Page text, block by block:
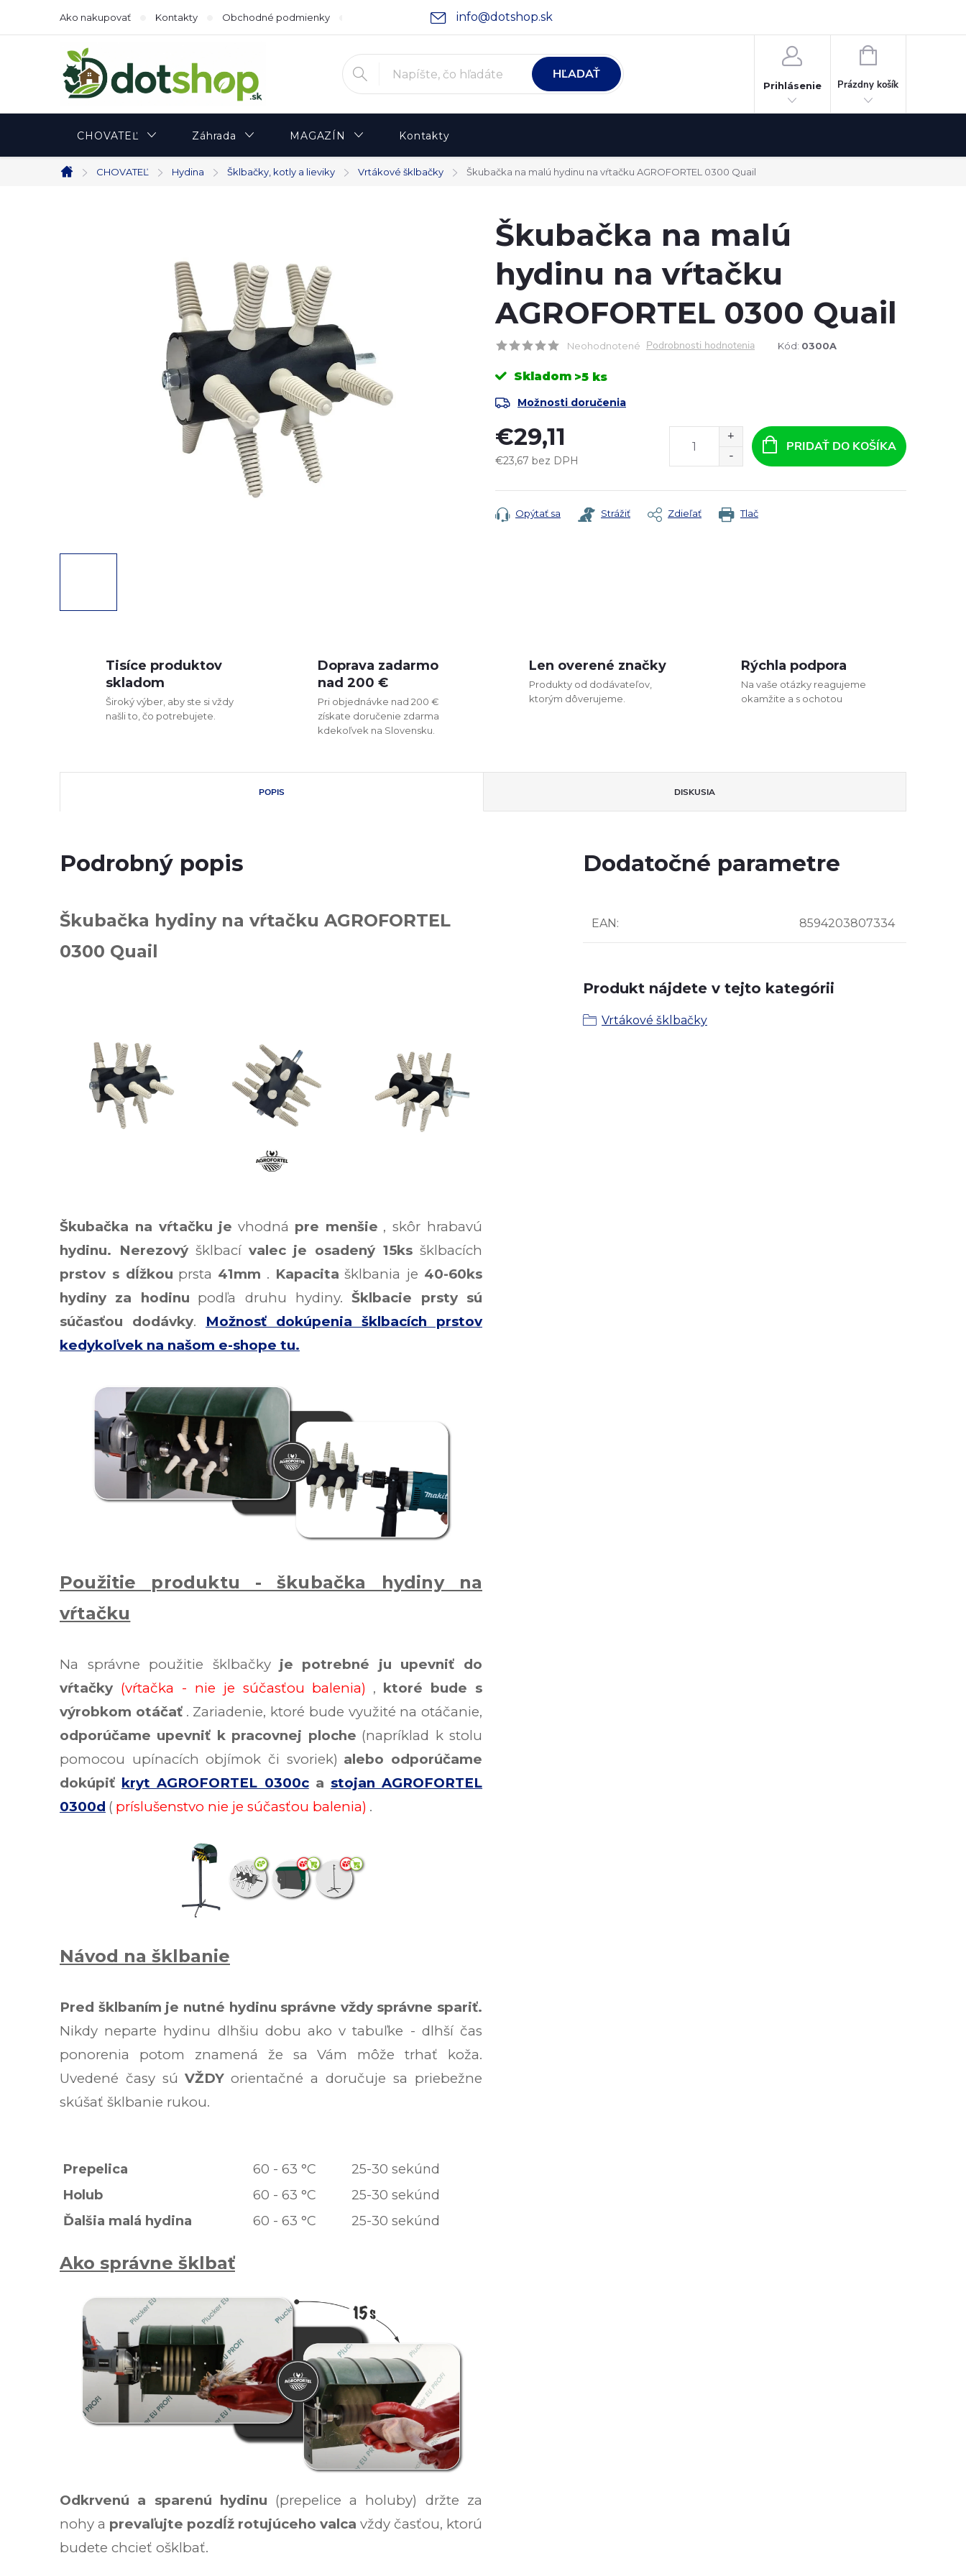
info@dotshop.sk
Ako nakupovať Kontakty Obchodné podmienky Podmienky ochrany osobných údajov
HĽADAŤ
Prihlásenie
NÁKUPNÝ
Prázdny košík
CHOVATEĽ Záhrada MAGAZÍN Kontakty
Domov
CHOVATEĽ Hydina Šklbačky, kotly a lieviky Vrtákové šklbačky Škubačka na malú hydinu na vŕtačku AGROFORTEL 0300 Quail
Škubačka na malú
hydinu na vŕtačku
AGROFORTEL 0300 Quail
Neohodnotené Podrobnosti hodnotenia Kód: 0300A
Skladom >5 ks
Možnosti doručenia
€29,11
€23,67 bez DPH
cena:
PRIDAŤ DO KOŠÍKA
Tlač
Opýtať sa Strážiť Zdieľať
Tisíce produktov
skladom
Široký výber, aby ste si vždy
našli to, čo potrebujete.
Doprava zadarmo
nad 200 €
Pri objednávke nad 200 €
získate doručenie zdarma
kdekoľvek na Slovensku.
Len overené značky
Produkty od dodávateľov,
ktorým dôverujeme.
Rýchla podpora
Na vaše otázky reagujeme
okamžite a s ochotou
POPIS DISKUSIA
Podrobný popis
Škubačka hydiny na vŕtačku AGROFORTEL
0300 Quail
Škubačka na vŕtačku je vhodná pre menšie , skôr hrabavú
hydinu. Nerezový šklbací valec je osadený 15ks šklbacích
prstov s dĺžkou prsta 41mm . Kapacita šklbania je 40-60ks
hydiny za hodinu podľa druhu hydiny.Šklbacie prsty sú
súčasťou dodávky. Možnosť dokúpenia šklbacích prstov
kedykoľvek na našom e-shope tu.
Použitie produktu - škubačka hydiny na
vŕtačku
Na správne použitie šklbačky je potrebné ju upevniť do
vŕtačky (vŕtačka - nie je súčasťou balenia) , ktoré bude s
výrobkom otáčať . Zariadenie, ktoré bude využité na otáčanie,
odporúčame upevniť k pracovnej ploche (napríklad k stolu
pomocou upínacích objímok či svoriek) alebo odporúčame
dokúpiť kryt AGROFORTEL 0300ca stojan AGROFORTEL
0300d ( príslušenstvo nie je súčasťou balenia) .
Návod na šklbanie
Pred šklbaním je nutné hydinu správne vždy správne spariť.
Nikdy neparte hydinu dlhšiu dobu ako v tabuľke - dlhší čas
ponorenia potom znamená že sa Vám môže trhať koža.
Uvedené časy sú VŽDY orientačné a doručuje sa priebežne
skúšať šklbanie rukou.
Prepelica 60 - 63 °C
25-30 sekúnd
Holub
60 - 63 °C
25-30 sekúnd
Ďalšia malá hydina
60 - 63 °C 25-30 sekúnd
Ako správne šklbať
Odkrvenú a sparenú hydinu (prepelice a holuby) držte za
nohy a prevaľujte pozdĺž rotujúceho valca vždy časťou, ktorú
budete chcieť ošklbať.
Dodatočné parametre
EAN: 8594203807334
Produkt nájdete v tejto kategórii
Vrtákové šklbačky